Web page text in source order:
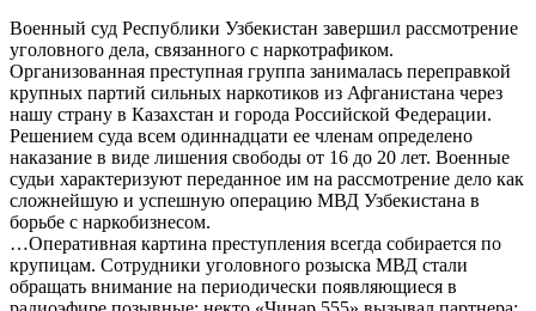
Военный суд Республики Узбекистан завершил рассмотрение
уголовного дела, связанного с наркотрафиком.
Организованная преступная группа занималась переправкой
крупных партий сильных наркотиков из Афганистана через
нашу страну в Казахстан и города Российской Федерации.
Решением суда всем одиннадцати ее членам определено
наказание в виде лишения свободы от 16 до 20 лет. Военные
судьи характеризуют переданное им на рассмотрение дело как
сложнейшую и успешную операцию МВД Узбекистана в
борьбе с наркобизнесом.
…Оперативная картина преступления всегда собирается по
крупицам. Сотрудники уголовного розыска МВД стали
обращать внимание на периодически появляющиеся в